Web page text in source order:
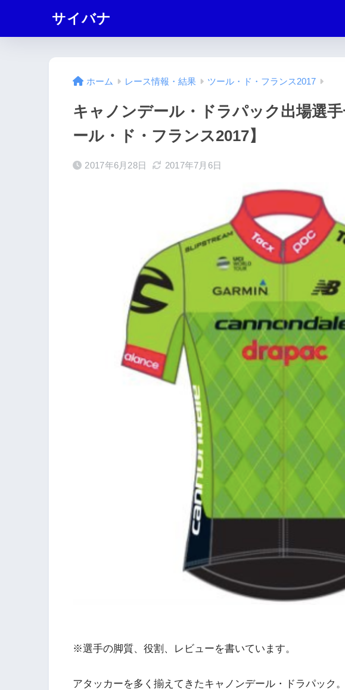
サイバナ
ホーム レース情報・結果 ツール・ド・フランス2017
キャノンデール・ドラパック出場選
ール・ド・フランス2017】
2017年6月28日 2017年7月6日
※選手の脚質、役割、レビューを書いています。
アタッカーを多く揃えてきたキャノンデール・ドラパック。